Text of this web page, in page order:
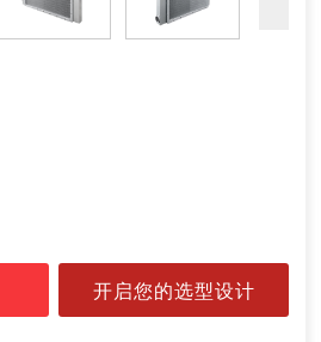
开启您的选型设计